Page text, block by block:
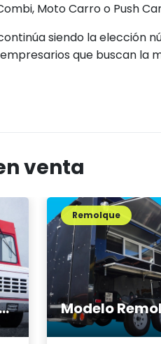
Moto Carro o Push
siendo la elección
que buscan la
venta
Truck
Remolque